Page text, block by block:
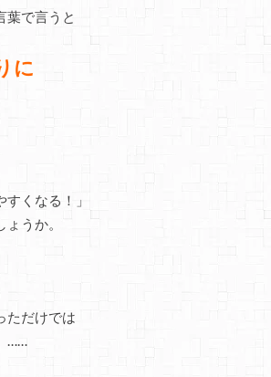
葉で言うと
に
すくなる！」
うか。
ただけでは
……